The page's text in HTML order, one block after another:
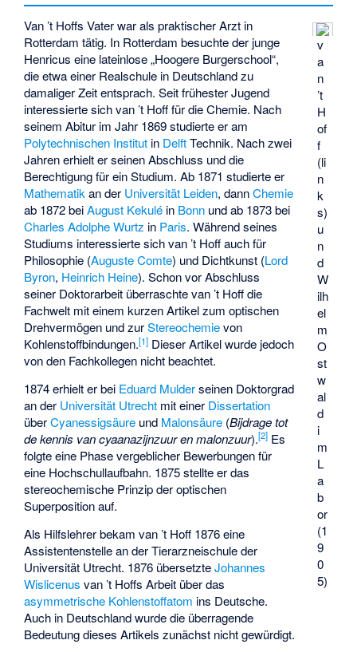
v
a
n
’t
H
of
f
(li
n
k
s)
u
n
d
W
ilh
el
m
O
st
w
al
d
i
m
L
a
b
or
(1
9
0
5)
Van ’t Hoffs Vater war als praktischer Arzt in
Rotterdam tätig. In Rotterdam besuchte der junge
Henricus eine lateinlose „Hoogere Burgerschool“,
die etwa einer Realschule in Deutschland zu
damaliger Zeit entsprach. Seit frühester Jugend
interessierte sich van ’t Hoff für die Chemie. Nach
seinem Abitur im Jahr 1869 studierte er am
Polytechnischen Institut in DelftTechnik. Nach zwei
Jahren erhielt er seinen Abschluss und die
Berechtigung für ein Studium. Ab 1871 studierte er
Mathematikan der Universität Leiden, dannChemie
ab 1872 beiAugust Kekulé in Bonn und ab 1873 bei
Charles Adolphe Wurtz in Paris. Während seines
Studiums interessierte sich van ’t Hoff auch für
Philosophie (Auguste Comte) und Dichtkunst (Lord
Byron, Heinrich Heine). Schon vor Abschluss
seiner Doktorarbeit überraschte van ’t Hoff die
Fachwelt mit einem kurzen Artikel zum optischen
Drehvermögen und zurStereochemievon
Kohlenstoffbindungen.[1] Dieser Artikel wurde jedoch
von den Fachkollegen nicht beachtet.
1874 erhielt er bei Eduard Mulderseinen Doktorgrad
an der Universität Utrecht mit einer Dissertation
überCyanessigsäure und Malonsäure (Bijdrage tot
de kennis van cyaanazijnzuur en malonzuur).[2] Es
folgte eine Phase vergeblicher Bewerbungen für
eine Hochschullaufbahn. 1875 stellte er das
stereochemische Prinzip deroptischen
Superpositionauf.
Als Hilfslehrer bekam van ’t Hoff 1876 eine
Assistentenstelle an der Tierarzneischule der
Universität Utrecht. 1876 übersetzteJohannes
Wislicenus van ’t Hoffs Arbeit über das
asymmetrische Kohlenstoffatom ins Deutsche.
Auch in Deutschland wurde die überragende
Bedeutung dieses Artikels zunächst nicht gewürdigt.